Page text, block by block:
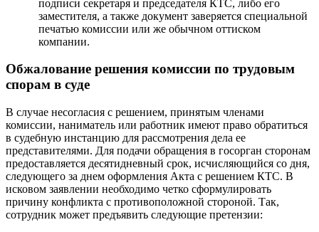
подписи секретаря и председателя КТС, либо его
заместителя, а также документ заверяется специальной
печатью комиссии или же обычном оттиском
компании.
Обжалование решения комиссии по трудовым
спорам в суде
В случае несогласия с решением, принятым членами
комиссии, наниматель или работник имеют право обратиться
в судебную инстанцию для рассмотрения дела ее
представителями. Для подачи обращения в госорган сторонам
предоставляется десятидневный срок, исчисляющийся со дня,
следующего за днем оформления Акта с решением КТС. В
исковом заявлении необходимо четко сформулировать
причину конфликта с противоположной стороной. Так,
сотрудник может предъявить следующие претензии: